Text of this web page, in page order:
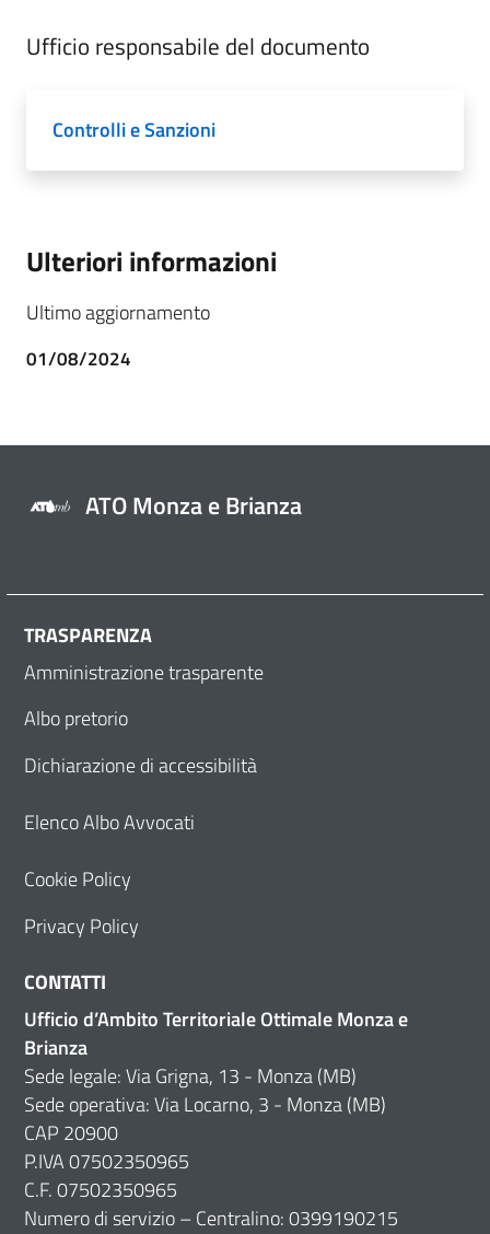
Ufficio responsabile del documento
Controlli e Sanzioni
Ulteriori informazioni
Ultimo aggiornamento
01/08/2024
ATO Monza e Brianza
TRASPARENZA
Amministrazione trasparente
Albo pretorio
Dichiarazione di accessibilità
Elenco Albo Avvocati
Cookie Policy
Privacy Policy
CONTATTI
Ufficio d’Ambito Territoriale Ottimale Monza e
Brianza
Sede legale: Via Grigna, 13 - Monza (MB)
Sede operativa: Via Locarno, 3 - Monza (MB)
CAP 20900
P.IVA 07502350965
C.F. 07502350965
Numero di servizio – Centralino: 0399190215